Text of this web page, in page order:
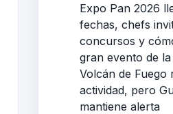
Expo Pan 2026
fechas, chefs
concursos y
gran evento de
Volcán de Fuego
actividad, pero
mantiene alerta